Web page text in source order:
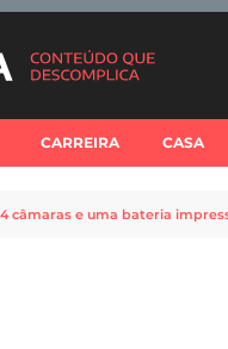
CARREIRA CASA
4 câmaras e uma bateria